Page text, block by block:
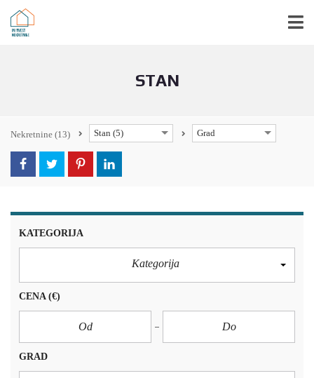
STAN
Nekretnine (13) Stan (5) Grad
KATEGORIJA
Kategorija
CENA (€)
GRAD